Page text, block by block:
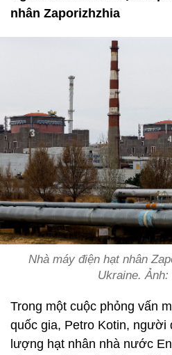
nhân Zaporizhzhia
Nhà máy điện hạt nhân
Ukraine. Ảnh:
Trong một cuộc phỏng vấn
quốc gia, Petro Kotin, người
lượng hạt nhân nhà nước